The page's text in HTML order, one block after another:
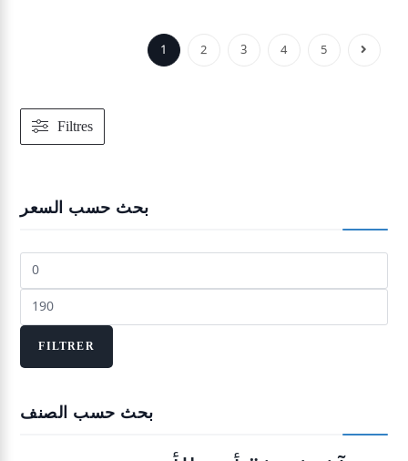
1 2 3 4 5
Filtres
بحث حسب السعر
Prix
min
Prix
max
FILTRER
بحث حسب الصنف